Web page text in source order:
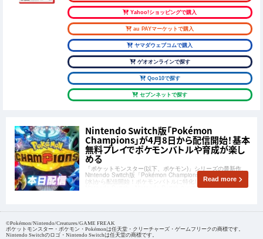
Yahoo!ショッピングで購入
au PAYマーケットで購入
ヤマダウェブコムで購入
ゲオオンラインで探す
Qoo10で探す
セブンネットで探す
Nintendo Switch版「Pokémon
Champions」が4月8日から配信開始！基本
無料プレイでポケモンバトルや育成が楽し
める
「ポケットモンスター(以下、ポケモン)」シリーズの最新作、
Nintendo Switch版「Pokémon Champions」が2026年4月8日
(水)から配信開始！ポケモンバトルに特化した本作は、
Nintendo Switch、Nintendo Switch 2にて基本無料でプレイ可
Read more
©Pokémon/Nintendo/Creatures/GAME FREAK
ポケットモンスター・ポケモン・Pokémonは任天堂・クリーチャーズ・ゲームフリークの商標です。
Nintendo Switchのロゴ・Nintendo Switchは任天堂の商標です。